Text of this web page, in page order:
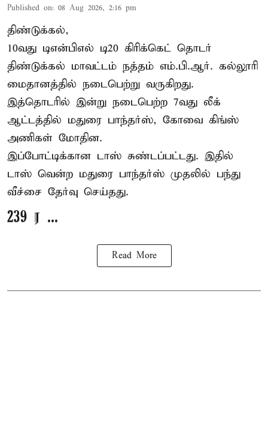
Published on: 08 Aug 2026, 2:16 pm
திண்டுக்கல்,
10வது டிஎன்பிஎல் டி20 கிரிக்கெட் தொடர்
திண்டுக்கல் மாவட்டம் நத்தம் எம்.பி.ஆர். கல்லூரி
மைதானத்தில் நடைபெற்று வருகிறது.
இத்தொடரில் இன்று நடைபெற்ற 7வது லீக்
ஆட்டத்தில் மதுரை பாந்தர்ஸ், கோவை கிங்ஸ்
அணிகள் மோதின.
இப்போட்டிக்கான டாஸ் சுண்டப்பட்டது. இதில்
டாஸ் வென்ற மதுரை பாந்தர்ஸ் முதலில் பந்து
வீச்சை தேர்வு செய்தது.
239 ர ...
Read More